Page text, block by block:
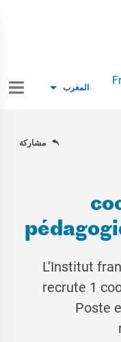
المغرب
مشاركة
1
L’Institut
recrute 1
Poste